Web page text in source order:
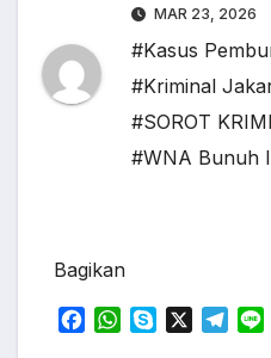
MAR 23, 2026
#Kasus
#Kriminal
#SOROT
#WNA Bunuh
Bagikan
W
T